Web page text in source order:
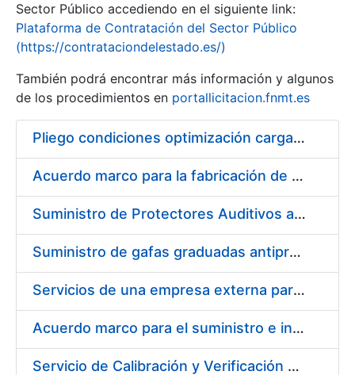
Show/Hide
Sector Público accediendo en el siguiente link:
Plataforma de Contratación del Sector Público
(https://contrataciondelestado.es/)
También podrá encontrar más información y algunos
de los procedimientos en portallicitacion.fnmt.es
Pliego condiciones optimización cargas compras firmado
Acuerdo marco para la fabricación de piezas
Suministro de Protectores Auditivos a medida para las personas trabajadoras de los Centros de Trabajo de Madrid y Burgos
Suministro de gafas graduadas antiproyecciones para los trabajadores de la FNMT-RCM en los centros de trabajo de Madrid y Burgos
Servicios de una empresa externa para el asesoramiento y resolución de los recursos de alzada que se presentan relacionados con procesos de selección para la FNMT-RCM
Acuerdo marco para el suministro e instalación de persianas, estores y otros complementos
Servicio de Calibración y Verificación Externa de los Equipos de Medición del Servicio de Prevención de la FNMT-RCM